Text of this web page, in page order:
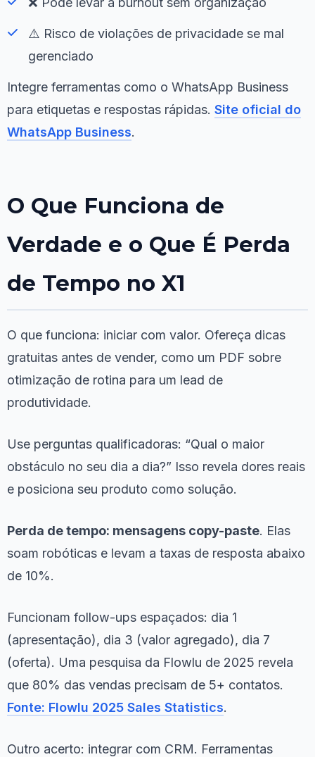
⚠️ Risco de violações de privacidade se mal
gerenciado
Integre ferramentas como o WhatsApp Business
para etiquetas e respostas rápidas. Site oficial do
WhatsApp Business.
O Que Funciona de
Verdade e o Que É Perda
de Tempo no X1
O que funciona: iniciar com valor. Ofereça dicas
gratuitas antes de vender, como um PDF sobre
otimização de rotina para um lead de
produtividade.
Use perguntas qualificadoras: “Qual o maior
obstáculo no seu dia a dia?” Isso revela dores reais
e posiciona seu produto como solução.
Perda de tempo: mensagens copy-paste. Elas
soam robóticas e levam a taxas de resposta abaixo
de 10%.
Funcionam follow-ups espaçados: dia 1
(apresentação), dia 3 (valor agregado), dia 7
(oferta). Uma pesquisa da Flowlu de 2025 revela
que 80% das vendas precisam de 5+ contatos.
Fonte: Flowlu 2025 Sales Statistics.
Outro acerto: integrar com CRM. Ferramentas